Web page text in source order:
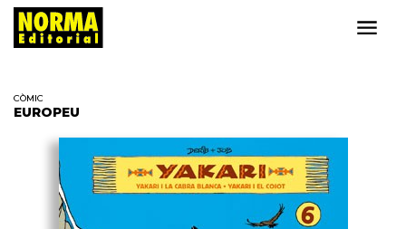
CÒMIC
EUROPEU